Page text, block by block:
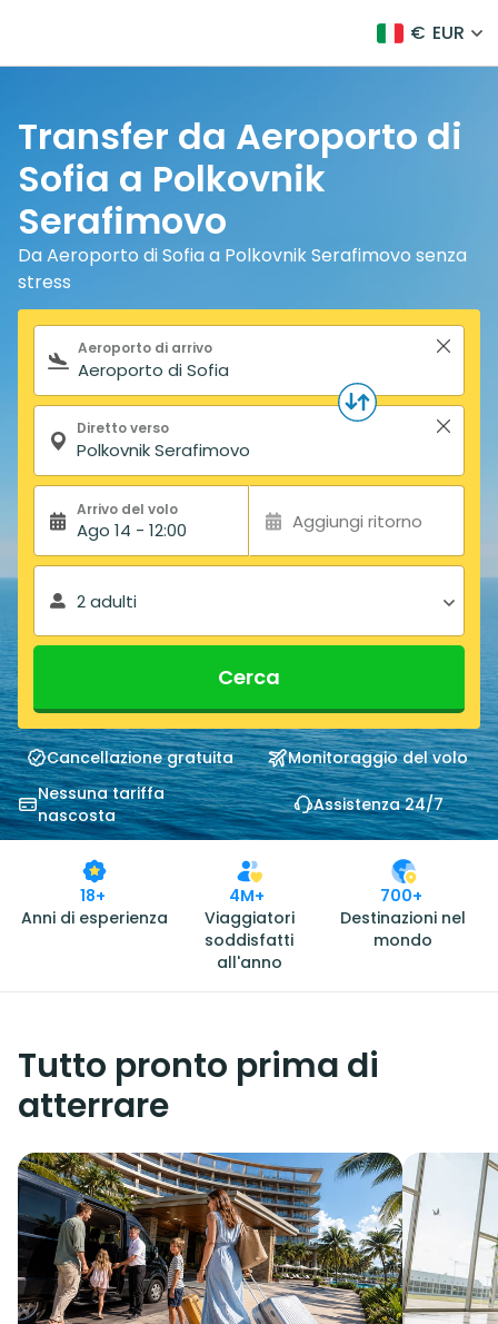
€ EUR
Transfer da Aeroporto di
Sofia a Polkovnik
Serafimovo
Da Aeroporto di Sofia a Polkovnik Serafimovo senza
stress
Modulo di ricerca
Aeroporto di arrivo
Diretto verso
Arrivo del volo
Ago 14 - 12:00 Aggiungi ritorno
2 adulti
Cerca
Cancellazione gratuita
Monitoraggio del volo
Nessuna tariffa
nascosta
Assistenza 24/7
18+
Anni di esperienza
4M+
Viaggiatori
soddisfatti
all'anno
700+
Destinazioni nel
mondo
Tutto pronto prima di
atterrare